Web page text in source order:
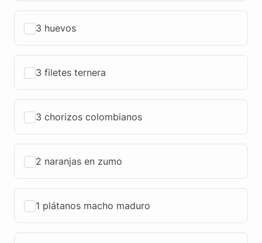
3 huevos
3 filetes ternera
3 chorizos colombianos
2 naranjas en zumo
1 plátanos macho maduro